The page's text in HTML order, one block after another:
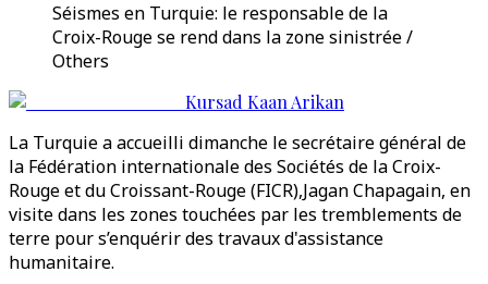
Séismes en Turquie: le responsable de la
Croix-Rouge se rend dans la zone sinistrée /
Others
Kursad Kaan Arikan
La Turquie a accueilli dimanche le secrétaire général de
la Fédération internationale des Sociétés de la Croix-
Rouge et du Croissant-Rouge (FICR),Jagan Chapagain, en
visite dans les zones touchées par les tremblements de
terre pour s’enquérir des travaux d'assistance
humanitaire.